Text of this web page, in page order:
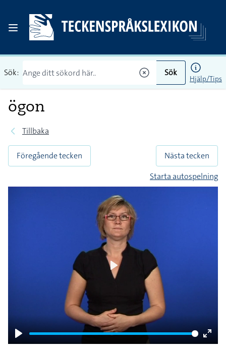
Sök: Sök
Hjälp/Tips
ögon
Tillbaka
Föregående tecken
Nästa tecken
Starta autospelning
Play
Enter
Play